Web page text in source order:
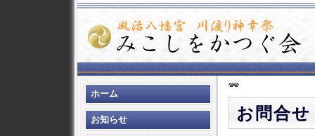
お問合せ
ホーム
お知らせ